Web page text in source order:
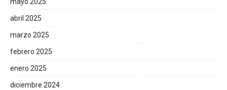
mayo 2025
abril 2025
marzo 2025
febrero 2025
enero 2025
diciembre 2024